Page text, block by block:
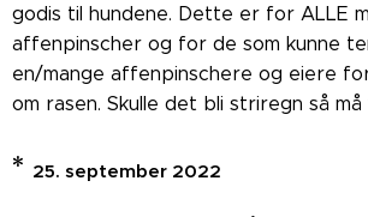
godis til hundene. Dette er for ALLE
affenpinscher og for de som kunne
en/mange affenpinschere og eiere
om rasen. Skulle det bli striregn så må
* 25. september 2022